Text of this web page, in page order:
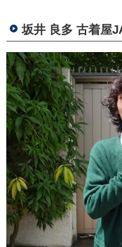
坂井 良多 古着屋